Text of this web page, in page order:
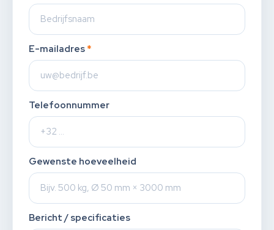
E-mailadres *
Telefoonnummer
Gewenste hoeveelheid
Bericht / specificaties